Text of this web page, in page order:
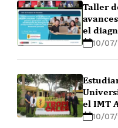
Taller
el
febriles
10/
el IMT
de10/